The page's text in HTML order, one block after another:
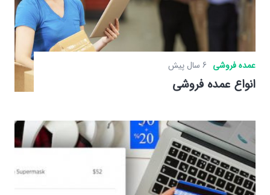
عمده فروشی 6 سال پیش
انواع عمده فروشی